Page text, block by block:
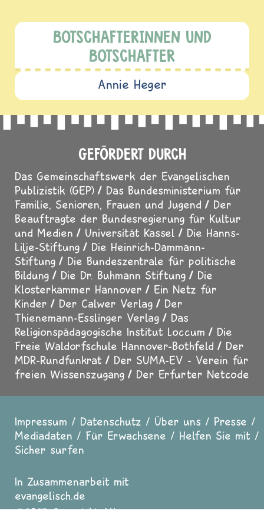
BOTSCHAFTERINNEN UND
BOTSCHAFTER
Annie Heger
GEFÖRDERT DURCH
Das Gemeinschaftswerk der Evangelischen
Publizistik (GEP)
Das Bundesministerium für
Familie, Senioren, Frauen und Jugend
Der
Beauftragte der Bundesregierung für Kultur
und Medien
Universität Kassel
Die Hanns-
Lilje-Stiftung
Die Heinrich-Dammann-
Stiftung
Die Bundeszentrale für politische
Bildung
Die Dr. Buhmann Stiftung
Die
Klosterkammer Hannover
Ein Netz für
Kinder
Der Calwer Verlag
Der
Thienemann-Esslinger Verlag
Das
Religionspädagogische Institut Loccum
Die
Freie Waldorfschule Hannover-Bothfeld
Der
MDR-Rundfunkrat
Der SUMA-EV - Verein für
freien Wissenszugang
Der Erfurter Netcode
Fußzeile
Impressum Datenschutz Über uns
Presse
Mediadaten
Für Erwachsene
Helfen Sie mit
Sicher surfen
In Zusammenarbeit mit
evangelisch.de